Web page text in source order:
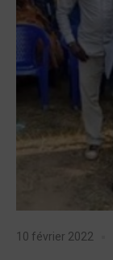
10 février 2022